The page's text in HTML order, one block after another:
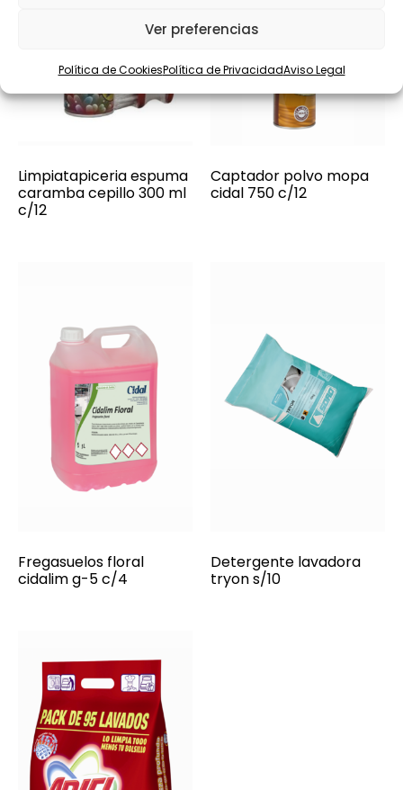
Ver preferencias
Política de CookiesPolítica de PrivacidadAviso Legal
Limpiatapiceria espuma
caramba cepillo 300 ml
c/12
Captador polvo mopa
cidal 750 c/12
Fregasuelos floral
cidalim g-5 c/4
Detergente lavadora
tryon s/10